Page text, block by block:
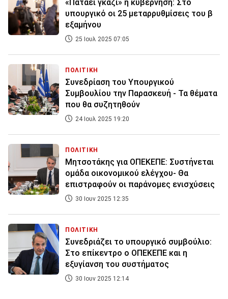
«Πατάει γκάζι» η κυβέρνηση: Στο
υπουργικό οι 25 μεταρρυθμίσεις του β
εξαμήνου
25 Ιουλ 2025 07:05
ΠΟΛΙΤΙΚΗ
Συνεδρίαση του Υπουργικού
Συμβουλίου την Παρασκευή - Τα θέματα
που θα συζητηθούν
24 Ιουλ 2025 19:20
ΠΟΛΙΤΙΚΗ
Μητσοτάκης για ΟΠΕΚΕΠΕ: Συστήνεται
ομάδα οικονομικού ελέγχου- Θα
επιστραφούν οι παράνομες ενισχύσεις
30 Ιουν 2025 12:35
ΠΟΛΙΤΙΚΗ
Συνεδριάζει το υπουργικό συμβούλιο:
Στο επίκεντρο ο ΟΠΕΚΕΠΕ και η
εξυγίανση του συστήματος
30 Ιουν 2025 12:14